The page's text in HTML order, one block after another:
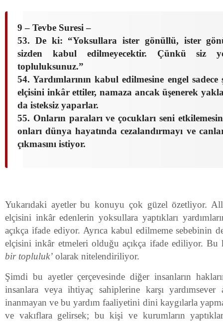
9 – Tevbe Suresi –
53. De ki: “Yoksullara ister gönüllü, ister
sizden kabul edilmeyecektir. Çünkü siz
topluluksunuz.”
54. Yardımlarının kabul edilmesine engel
elçisini inkâr ettiler, namaza ancak üşenerek
da isteksiz yaparlar.
55. Onların paraları ve çocukları seni
onları dünya hayatında cezalandırmayı ve
çıkmasını istiyor.
Yukarıdaki ayetler bu konuyu çok güzel özetliyor.
elçisini inkâr edenlerin yoksullara yaptıkları
açıkça ifade ediyor. Ayrıca kabul edilmeme sebebinin
elçisini inkâr etmeleri olduğu açıkça ifade ediliyor.
bir topluluk’ olarak nitelendiriliyor.
Şimdi bu ayetler çerçevesinde diğer insanların
insanlara veya ihtiyaç sahiplerine karşı
inanmayan ve bu yardım faaliyetini dini kaygılarla
ve vakıflara gelirsek; bu kişi ve kurumların